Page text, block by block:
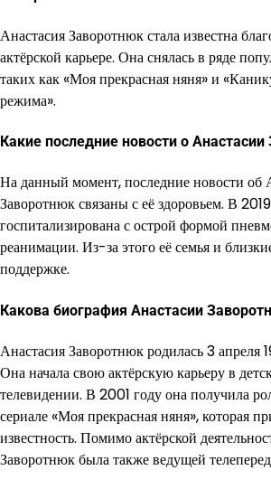
Анастасия Заворотнюк стала известна
актёрской карьере. Она снялась в ряде
таких как «Моя прекрасная няня» и
режима».
Какие последние новости о
На данный момент, последние новости об
Заворотнюк связаны с её здоровьем. В
госпитализирована с острой формой
реанимации. Из-за этого её семья и
поддержке.
Какова биография Анастасии
Анастасия Заворотнюк родилась 3 апреля
Она начала свою актёрскую карьеру в
телевидении. В 2001 году она получила
сериале «Моя прекрасная няня», которая
известность. Помимо актёрской
Заворотнюк была также ведущей